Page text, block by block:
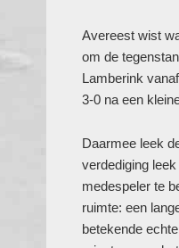
Avereest wist
om de
Lamberink
3-0 na een
Daarmee leek
verdediging
medespeler te
ruimte: een
betekende